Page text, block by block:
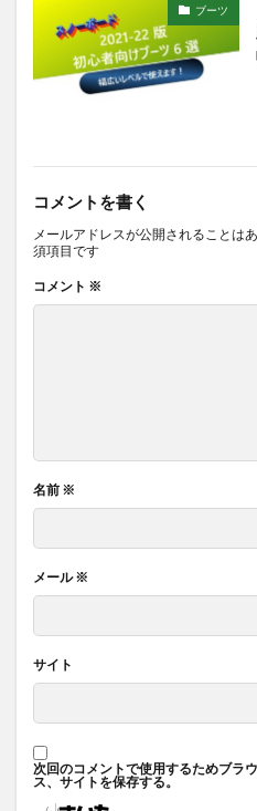
ブーツ
コメントを書く
メールアドレスが公開されることはあ
須項目です
コメント ※
名前 ※
メール※
サイト
次回のコメントで使用するためブラ
ス、サイトを保存する。